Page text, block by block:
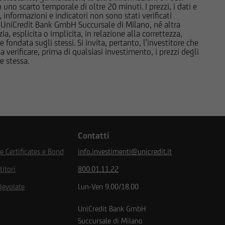
scarto temporale di oltre 20 minuti. I prezzi, i dati e
e indicatori non sono stati verificati
Bank GmbH Succursale di Milano, né altra
esplicita o implicita, in relazione alla correttezza,
sugli stessi. Si invita, pertanto, l’investitore che
prima di qualsiasi investimento, i prezzi degli
stessa.
Certificates e Bond
Contatti
info.investimenti@unicredit.it
800.01.11.22
Lun-Ven 9.00/18.00
UniCredit Bank GmbH
Succursale di Milano
UniCredit Bank
Monaco,
della Banca
Financial
Market
le condizioni e
né di trovarmi
di non essere né